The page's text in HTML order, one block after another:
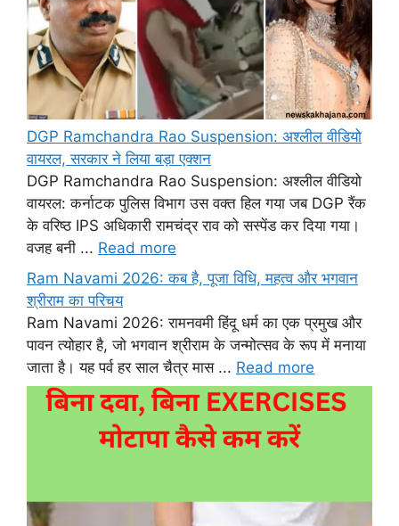
DGP Ramchandra Rao Suspension: अश्लील वीडियो
वायरल, सरकार ने लिया बड़ा एक्शन
DGP Ramchandra Rao Suspension: अश्लील वीडियो
वायरल: कर्नाटक पुलिस विभाग उस वक्त हिल गया जब DGP रैंक
के वरिष्ठ IPS अधिकारी रामचंद्र राव को सस्पेंड कर दिया गया।
वजह बनी ... Read more
Ram Navami 2026: कब है, पूजा विधि, महत्व और भगवान
श्रीराम का परिचय
Ram Navami 2026: रामनवमी हिंदू धर्म का एक प्रमुख और
पावन त्योहार है, जो भगवान श्रीराम के जन्मोत्सव के रूप में मनाया
जाता है। यह पर्व हर साल चैत्र मास ... Read more